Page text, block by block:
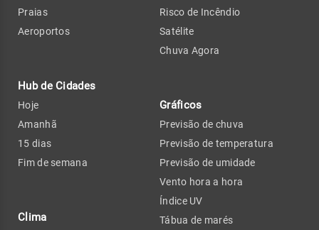
Praias
Aeroportos
Hub de Cidades
Hoje
Amanhã
15 dias
Fim de semana
Clima
Risco de Incêndio
Satélite
Chuva Agora
Gráficos
Previsão de chuva
Previsão de temperatura
Previsão de umidade
Vento hora a hora
Índice UV
Tábua de marés